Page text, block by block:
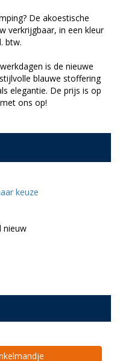
De akoestische
verkrijgbaar, in een kleur
btw.
is de nieuwe
blauwe stoffering
elegantie. De prijs is op
ons op!
keuze
nieuw